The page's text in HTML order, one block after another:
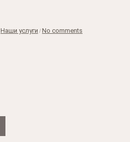
Наши услуги /No comments